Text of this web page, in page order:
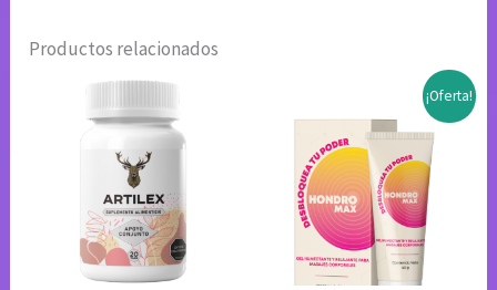
Productos relacionados
¡Oferta!